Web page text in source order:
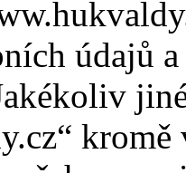
údajů
kromě